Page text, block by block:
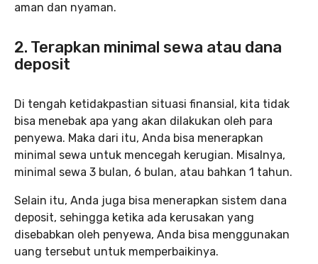
aman dan nyaman.
2. Terapkan minimal sewa atau dana
deposit
Di tengah ketidakpastian situasi finansial, kita tidak
bisa menebak apa yang akan dilakukan oleh para
penyewa. Maka dari itu, Anda bisa menerapkan
minimal sewa untuk mencegah kerugian. Misalnya,
minimal sewa 3 bulan, 6 bulan, atau bahkan 1 tahun.
Selain itu, Anda juga bisa menerapkan sistem dana
deposit, sehingga ketika ada kerusakan yang
disebabkan oleh penyewa, Anda bisa menggunakan
uang tersebut untuk memperbaikinya.